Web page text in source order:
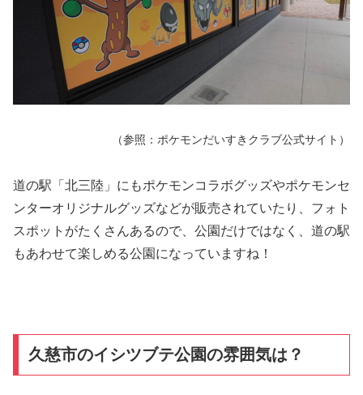
（参照：ポケモンだいすきクラブ公式サイト）
道の駅「北三陸」にもポケモンコラボグッズやポケモンセ
ンターオリジナルグッズなどが販売されていたり、フォト
スポットがたくさんあるので、公園だけではなく、道の駅
もあわせて楽しめる公園になっていますね！
久慈市のイシツブテ公園の雰囲気は？